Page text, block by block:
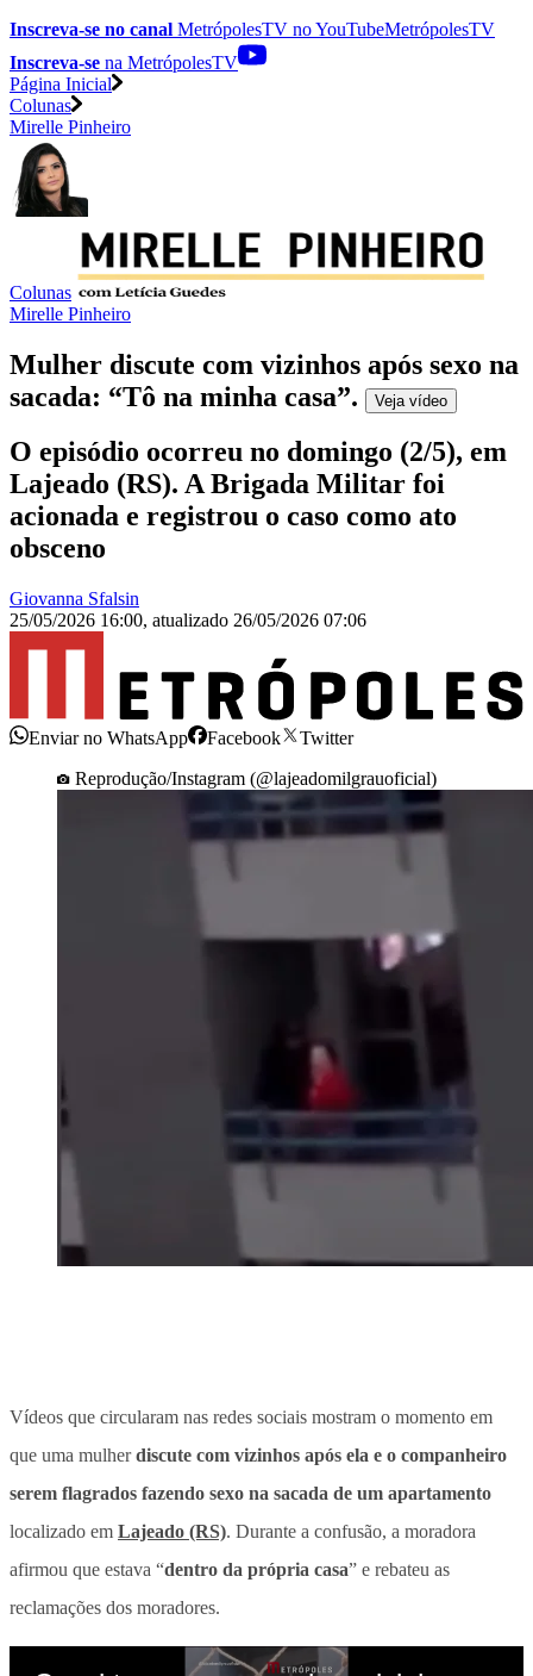
Inscreva-se no canal MetrópolesTV noYouTubeMetrópolesTV
Inscreva-se na MetrópolesTV
Página Inicial
Colunas
Mirelle Pinheiro
Colunas
Mirelle Pinheiro
Mulher discute com vizinhos após sexo na
sacada: “Tô na minha casa”. Veja vídeo
O episódio ocorreu no domingo (2/5), em
Lajeado (RS). A Brigada Militar foi
acionada e registrou o caso como ato
obsceno
Giovanna Sfalsin
25/05/2026 16:00, atualizado 26/05/2026 07:06
Enviar no WhatsApp Facebook
Twitter
Reprodução/Instagram (@lajeadomilgrauoficial)
Vídeos que circularam nas redes sociais mostram o momento em
que uma mulherdiscute com vizinhos após ela e o companheiro
serem flagrados fazendo sexo na sacada de um apartamento
localizado em Lajeado (RS). Durante a confusão, a moradora
afirmou que estava “dentro da própria casa” e rebateu as
reclamações dos moradores.